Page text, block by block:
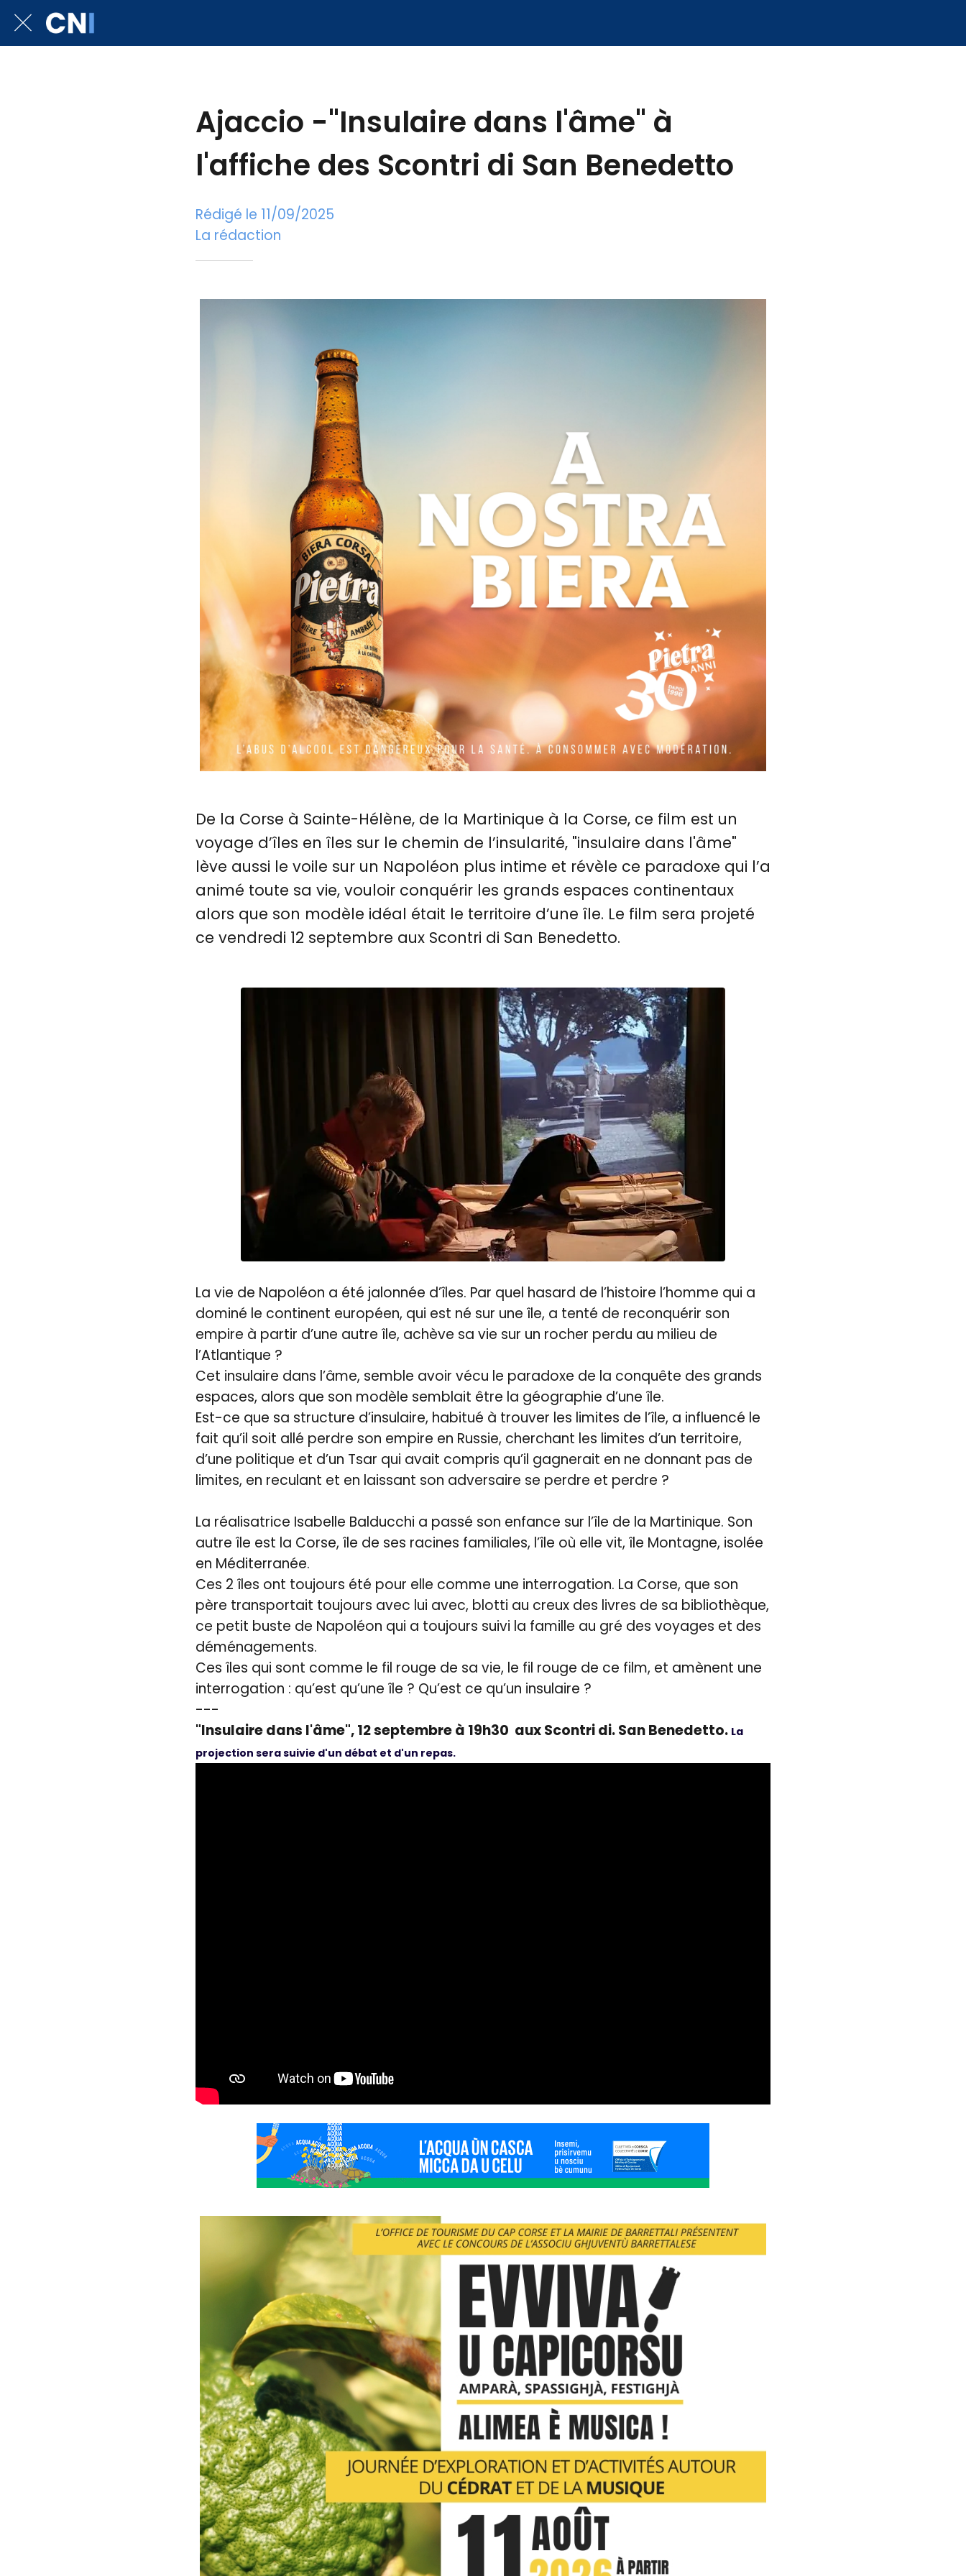
Ajaccio -"Insulaire dans l'âme" à
l'affiche des Scontri di San Benedetto
Rédigé le 11/09/2025
La rédaction
De la Corse à Sainte-Hélène, de la Martinique à la Corse, ce film est un
voyage d’îles en îles sur le chemin de l’insularité, "insulaire dans l'âme"
lève aussi le voile sur un Napoléon plus intime et révèle ce paradoxe qui l’a
animé toute sa vie, vouloir conquérir les grands espaces continentaux
alors que son modèle idéal était le territoire d’une île. Le film sera projeté
ce vendredi 12 septembre aux Scontri di San Benedetto.
La vie de Napoléon a été jalonnée d’îles. Par quel hasard de l’histoire l’homme qui a
dominé le continent européen, qui est né sur une île, a tenté de reconquérir son
empire à partir d’une autre île, achève sa vie sur un rocher perdu au milieu de
l’Atlantique ?
Cet insulaire dans l’âme, semble avoir vécu le paradoxe de la conquête des grands
espaces, alors que son modèle semblait être la géographie d’une île.
Est-ce que sa structure d’insulaire, habitué à trouver les limites de l’île, a influencé le
fait qu’il soit allé perdre son empire en Russie, cherchant les limites d’un territoire,
d’une politique et d’un Tsar qui avait compris qu’il gagnerait en ne donnant pas de
limites, en reculant et en laissant son adversaire se perdre et perdre ?
La réalisatrice Isabelle Balducchi a passé son enfance sur l’île de la Martinique. Son
autre île est la Corse, île de ses racines familiales, l’île où elle vit, île Montagne, isolée
en Méditerranée.
Ces 2 îles ont toujours été pour elle comme une interrogation. La Corse, que son
père transportait toujours avec lui avec, blotti au creux des livres de sa bibliothèque,
ce petit buste de Napoléon qui a toujours suivi la famille au gré des voyages et des
déménagements.
Ces îles qui sont comme le fil rouge de sa vie, le fil rouge de ce film, et amènent une
interrogation : qu’est qu’une île ? Qu’est ce qu’un insulaire ?
---
"Insulaire dans l'âme", 12 septembre à 19h30 aux Scontri di. San Benedetto. La
projection sera suivie d'un débat et d'un repas.